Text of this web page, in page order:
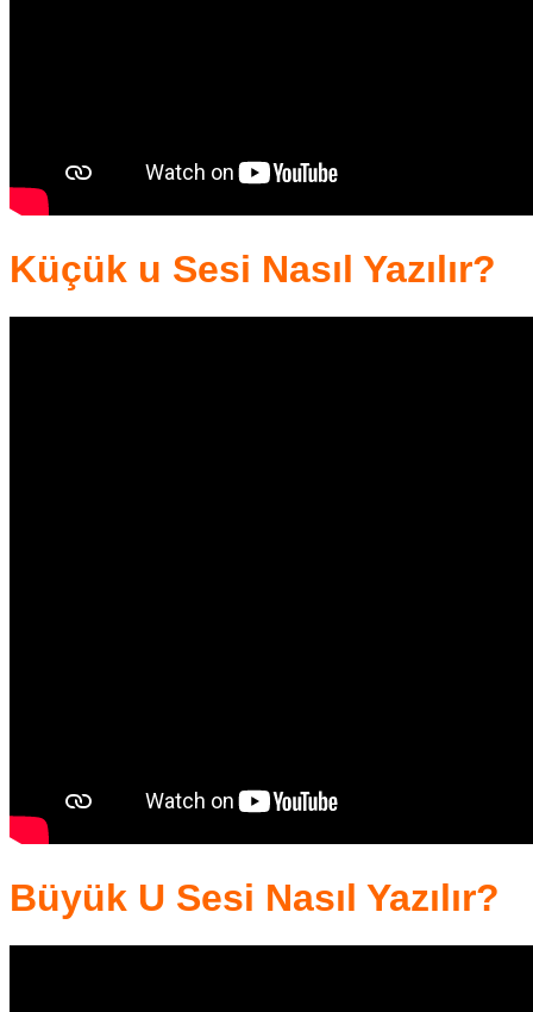
Küçük u Sesi Nasıl Yazılır?
Büyük U Sesi Nasıl Yazılır?